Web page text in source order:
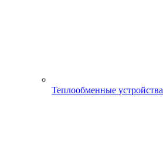
Теплообменные устройства